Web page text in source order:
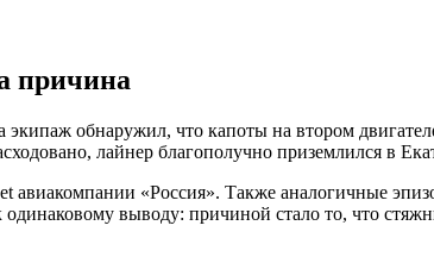
причина
обнаружил, что капоты на втором
лайнер благополучно приземлился в
авиакомпании «Россия». Также аналогичные
выводу: причиной стало то, что